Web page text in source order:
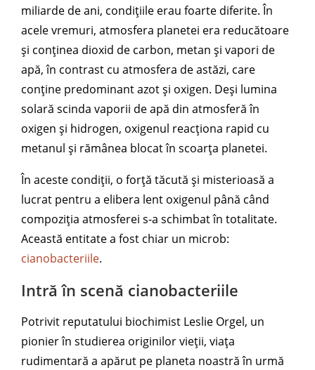
miliarde de ani, condițiile erau foarte diferite. În
acele vremuri, atmosfera planetei era reducătoare
și conținea dioxid de carbon, metan și vapori de
apă, în contrast cu atmosfera de astăzi, care
conține predominant azot și oxigen. Deși lumina
solară scinda vaporii de apă din atmosferă în
oxigen și hidrogen, oxigenul reacționa rapid cu
metanul și rămânea blocat în scoarța planetei.
În aceste condiții, o forță tăcută și misterioasă a
lucrat pentru a elibera lent oxigenul până când
compoziția atmosferei s-a schimbat în totalitate.
Această entitate a fost chiar un microb:
cianobacteriile.
Intră în scenă cianobacteriile
Potrivit reputatului biochimist Leslie Orgel, un
pionier în studierea originilor vieții, viața
rudimentară a apărut pe planeta noastră în urmă